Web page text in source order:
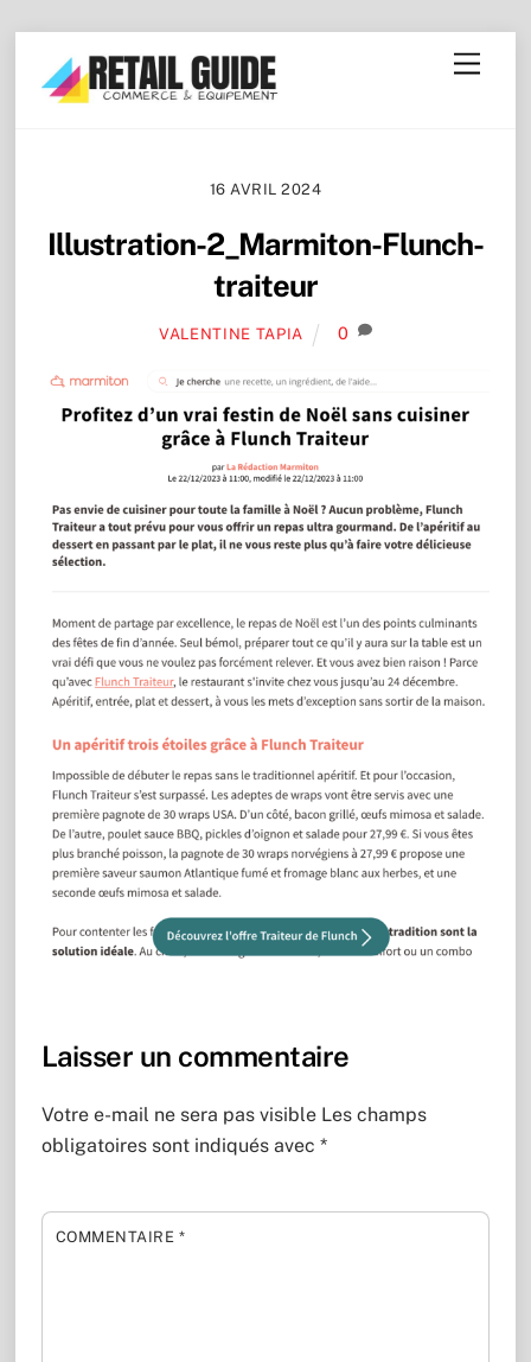
content
Menu
16 AVRIL 2024
Illustration-2_Marmiton-Flunch-
traiteur
VALENTINE TAPIA 0
Laisser un commentaire
Votre e-mail ne sera pas visible Les champs
obligatoires sont indiqués avec *
COMMENTAIRE *